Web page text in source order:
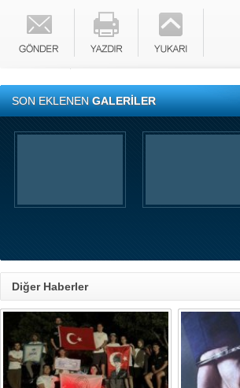
SON EKLENENGALERİLER
Diğer Haberler